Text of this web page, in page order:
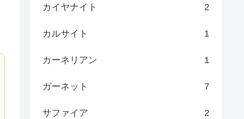
カイヤナイト 2
カルサイト 1
カーネリアン 1
ガーネット 7
サファイア 2